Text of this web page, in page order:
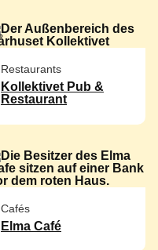
Restaurants
Kollektivet Pub &
Restaurant
Cafés
Elma Café